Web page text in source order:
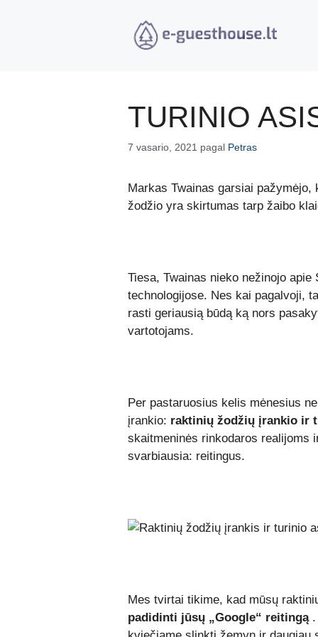
TURINIO
7 vasario, 2021 pagal Petras
Markas Twainas garsiai
žodžio yra skirtumas tarp žaibo
Tiesa, Twainas nieko nežinojo
technologijose. Nes kai pagalvoji,
rasti geriausią būdą ką nors
vartotojams.
Per pastaruosius kelis mėnesius
įrankio: raktinių žodžių įrankio ir
skaitmeninės rinkodaros realijoms
svarbiausia: reitingus.
Mes tvirtai tikime, kad mūsų
padidinti jūsų „Google“ reitingą.